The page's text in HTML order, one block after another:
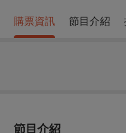
購票資訊 節目介紹
節目介紹